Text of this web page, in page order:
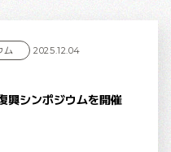
興シンポジウムを開催
ム 2025.12.04